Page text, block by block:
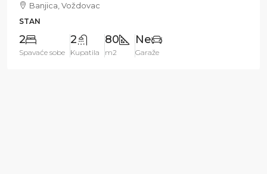
Banjica, Voždovac
STAN
2
Spavaće sobe
2
Kupatila
80
m2
Ne
Garaže